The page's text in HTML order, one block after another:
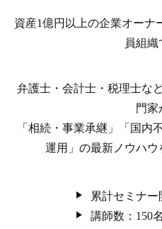
資産1億円以上の企業オーナ
員組織
弁護士・会計士・税理士な
門家
「相続・事業承継」「国内
運用」の最新ノウハウ
累計セミナー
講師数：150